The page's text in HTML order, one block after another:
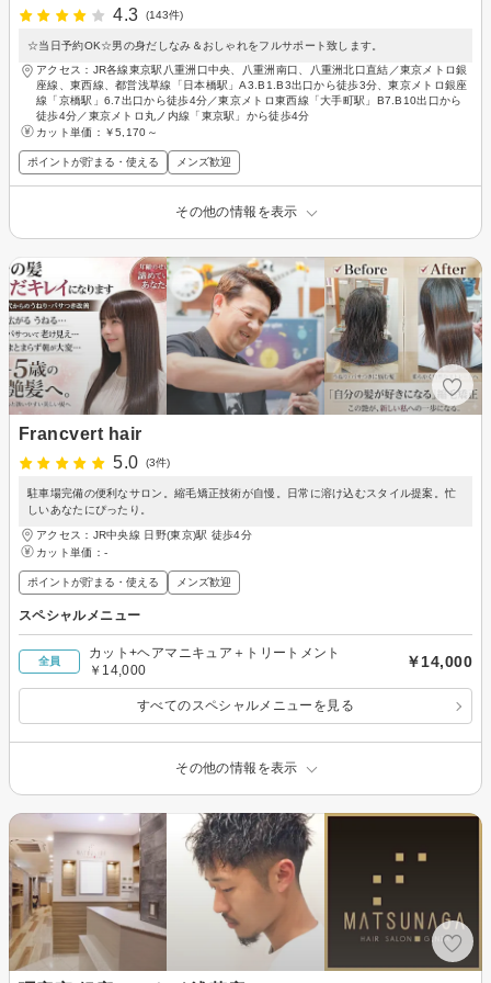
4.3
(143件)
☆当日予約OK☆男の身だしなみ＆おしゃれをフルサポート致します。
アクセス：JR各線東京駅八重洲口中央、八重洲南口、八重洲北口直結／東京メトロ銀
座線、東西線、都営浅草線「日本橋駅」A3.B1.B3出口から徒歩3分、東京メトロ銀座
線「京橋駅」6.7出口から徒歩4分／東京メトロ東西線「大手町駅」B7.B10出口から
徒歩4分／東京メトロ丸ノ内線「東京駅」から徒歩4分
カット単価： ￥5,170～
ポイントが貯まる・使える メンズ歓迎
その他の情報を表示
Francvert hair
5.0
(3件)
駐車場完備の便利なサロン。縮毛矯正技術が自慢。日常に溶け込むスタイル提案。忙
しいあなたにぴったり。
アクセス：JR中央線 日野(東京)駅 徒歩4分
カット単価： -
ポイントが貯まる・使える メンズ歓迎
スペシャルメニュー
全員
カット+ヘアマニキュア＋トリートメント
￥14,000
￥14,000
すべてのスペシャルメニューを見る
その他の情報を表示